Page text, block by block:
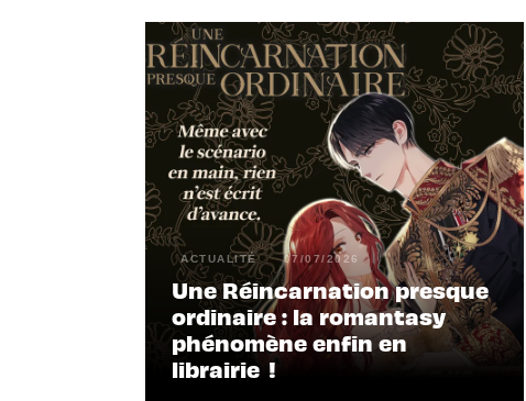
ACTUALITÉ 07/07/2026
Une Réincarnation presque
ordinaire : la romantasy
phénomène enfin en
librairie !